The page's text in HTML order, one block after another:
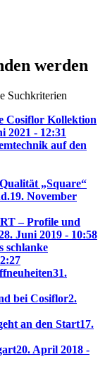
werden
Suchkriterien
Cosiflor Kollektion
2021 - 12:31
auf den
„Square“
19. November
– Profile und
Juni 2019 - 10:58
schlanke
31.
bei Cosiflor2.
an den Start17.
20. April 2018 -